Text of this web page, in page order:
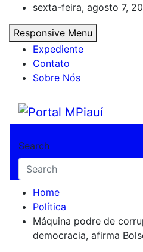
content
sexta-feira, agosto 7,
Responsive Menu
Expediente
Contato
Sobre Nós
Portal MPiauí
Search
Home
Política
Máquina podre de
democracia, afirma